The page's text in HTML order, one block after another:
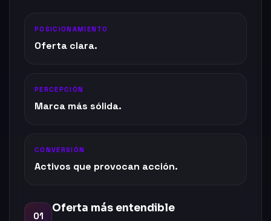
POSICIONAMIENTO
Oferta clara.
PERCEPCIÓN
Marca más sólida.
CONVERSIÓN
Activos que provocan acción.
01
Oferta más entendible